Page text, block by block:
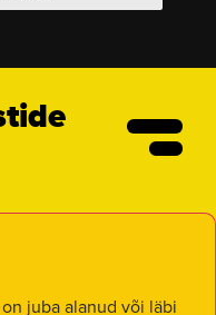
juba alanud või läbi